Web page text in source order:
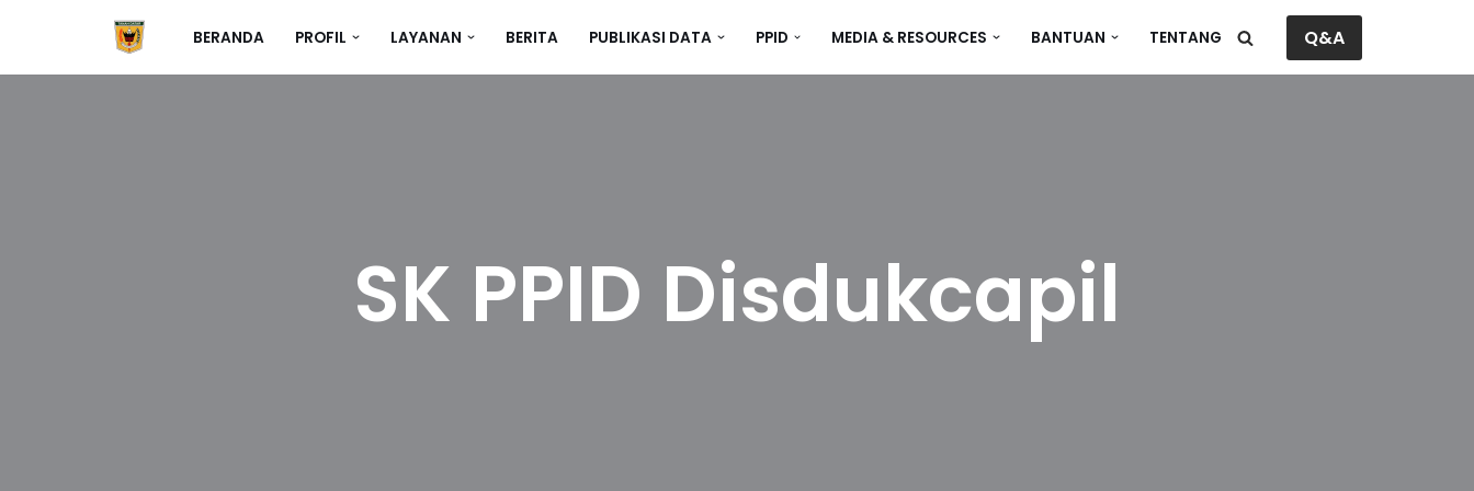
BERANDA PROFIL LAYANAN BERITA PUBLIKASI DATA PPID MEDIA & RESOURCES BANTUAN TENTANG Q&A
SK PPID Disdukcapil